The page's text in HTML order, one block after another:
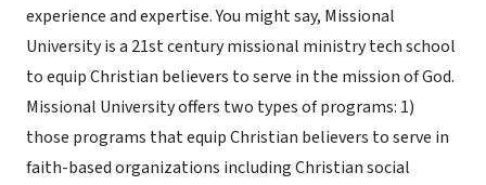
experience and expertise. You might say, Missional
University is a 21st century missional ministry tech school
to equip Christian believers to serve in the mission of God.
Missional University offers two types of programs: 1)
those programs that equip Christian believers to serve in
faith-based organizations including Christian social